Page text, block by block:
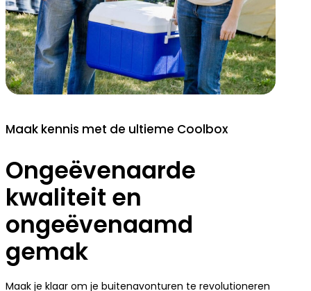
Maak kennis met de ultieme Coolbox
Ongeëvenaarde
kwaliteit en
ongeëvenaamd
gemak
Maak je klaar om je buitenavonturen te revolutioneren